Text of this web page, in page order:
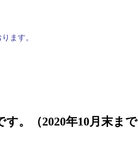
ます。
。（2020年10月末まで